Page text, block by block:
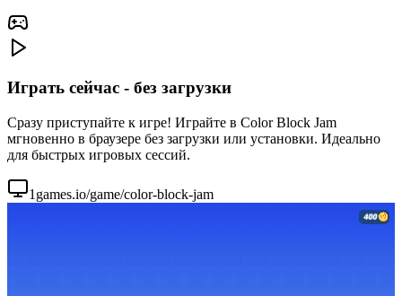
Играть сейчас - без загрузки
Сразу приступайте к игре! Играйте в Color Block Jam
мгновенно в браузере без загрузки или установки. Идеально
для быстрых игровых сессий.
1games.io/game/color-block-jam